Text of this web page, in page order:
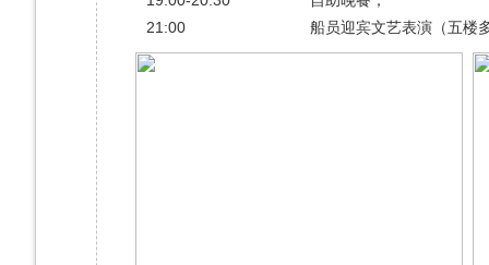
21:00
船员迎宾文艺表演（五楼